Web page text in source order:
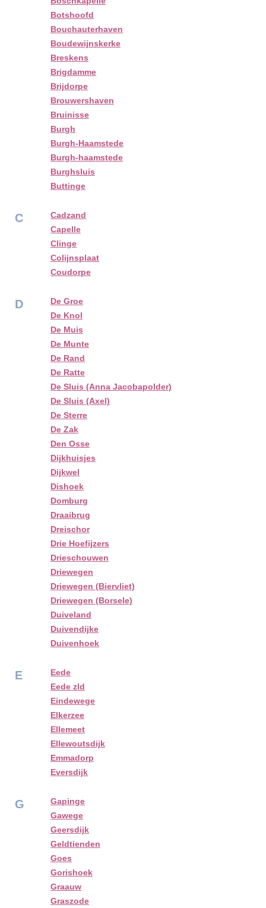
Botshoofd
Bouchauterhaven
Boudewijnskerke
Breskens
Brigdamme
Brijdorpe
Brouwershaven
Bruinisse
Burgh
Burgh-Haamstede
Burgh-haamstede
Burghsluis
Buttinge
C
Cadzand
Capelle
Clinge
Colijnsplaat
Coudorpe
D
De Groe
De Knol
De Muis
De Munte
De Rand
De Ratte
De Sluis (Anna Jacobapolder)
De Sluis (Axel)
De Sterre
De Zak
Den Osse
Dijkhuisjes
Dijkwel
Dishoek
Domburg
Draaibrug
Dreischor
Drie Hoefijzers
Drieschouwen
Driewegen
Driewegen (Biervliet)
Driewegen (Borsele)
Duiveland
Duivendijke
Duivenhoek
E
Eede
Eede zld
Eindewege
Elkerzee
Ellemeet
Ellewoutsdijk
Emmadorp
Eversdijk
G
Gapinge
Gawege
Geersdijk
Geldtienden
Goes
Gorishoek
Graauw
Graszode